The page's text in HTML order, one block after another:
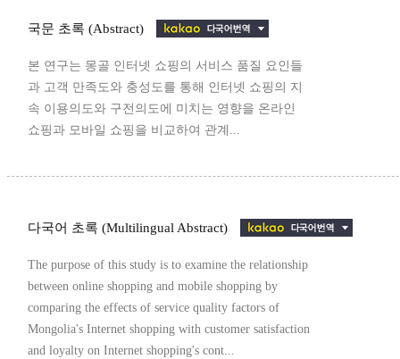
국문 초록 (Abstract)
본 연구는 몽골 인터넷 쇼핑의 서비스 품질 요인들
과 고객 만족도와 충성도를 통해 인터넷 쇼핑의 지
속 이용의도와 구전의도에 미치는 영향을 온라인
쇼핑과 모바일 쇼핑을 비교하여 관계...
다국어 초록 (Multilingual Abstract)
The purpose of this study is to examine the relationship
between online shopping and mobile shopping by
comparing the effects of service quality factors of
Mongolia's Internet shopping with customer satisfaction
and loyalty on Internet shopping's cont...